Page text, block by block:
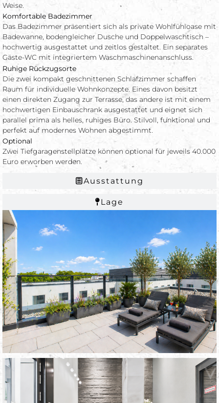
Ausstattung
Lage
Weise.
Komfortable Badezimmer
Das Badezimmer präsentiert sich als private Wohlfühloase mit
Badewanne, bodengleicher Dusche und Doppelwaschtisch –
hochwertig ausgestattet und zeitlos gestaltet. Ein separates
Gäste-WC mit integriertem Waschmaschinenanschluss.
Ruhige Rückzugsorte
Die zwei kompakt geschnittenen Schlafzimmer schaffen
Raum für individuelle Wohnkonzepte. Eines davon besitzt
einen direkten Zugang zur Terrasse, das andere ist mit einem
hochwertigen Einbauschrank ausgestattet und eignet sich
parallel prima als helles, ruhiges Büro. Stilvoll, funktional und
perfekt auf modernes Wohnen abgestimmt.
Optional
Zwei Tiefgaragenstellplätze können optional für jeweils 40.000
Euro erworben werden.